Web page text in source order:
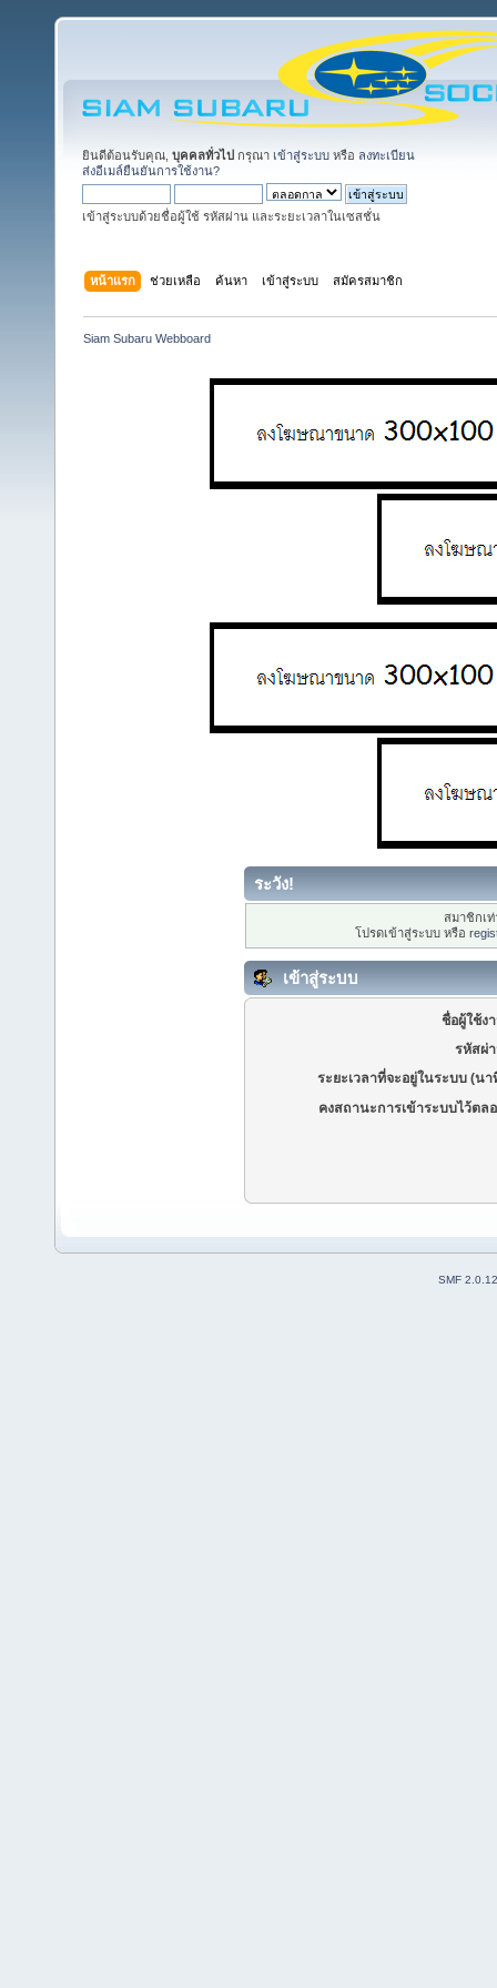
ยินดีต้อนรับคุณ, บุคคลทั่วไป กรุณา เข้าสู่ระบบ หรือ ลงทะเบียน
ส่งอีเมล์ยืนยันการใช้งาน?
เข้าสู่ระบบด้วยชื่อผู้ใช้ รหัสผ่าน และระยะเวลาในเซสชั่น
หน้าแรก ช่วยเหลือ ค้นหา เข้าสู่ระบบ สมัครสมาชิก
Siam Subaru Webboard
ระวัง!
สมาชิกเ
โปรดเข้าสู่ระบบ หรือ
เข้าสู่ระบบ
ชื่อผู้ใช้ง
รหัสผ่
ระยะเวลาที่จะอยู่ในระบบ (นา
คงสถานะการเข้าระบบไว้ตล
SMF 2.0.12